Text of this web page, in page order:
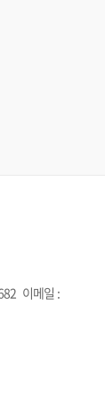
이메일 :